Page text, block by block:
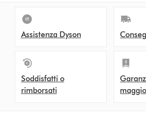
Assistenza Dyson
Soddisfatti o
rimborsati